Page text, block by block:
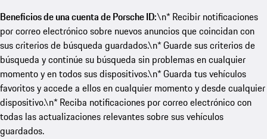
Beneficios de una cuenta de Porsche ID:\n* Recibir notificaciones
por correo electrónico sobre nuevos anuncios que coincidan con
sus criterios de búsqueda guardados.\n* Guarde sus criterios de
búsqueda y continúe su búsqueda sin problemas en cualquier
momento y en todos sus dispositivos.\n* Guarda tus vehículos
favoritos y accede a ellos en cualquier momento y desde cualquier
dispositivo.\n* Reciba notificaciones por correo electrónico con
todas las actualizaciones relevantes sobre sus vehículos
guardados.